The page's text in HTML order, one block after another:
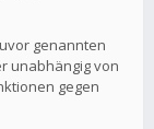
genannten
unabhängig von
gegen